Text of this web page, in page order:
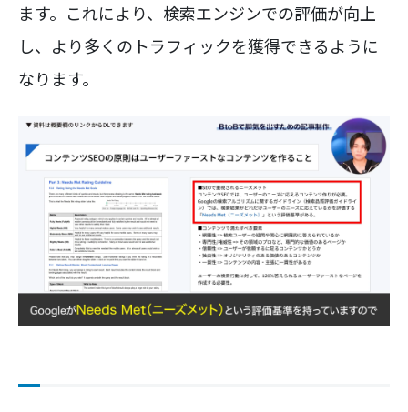
ます。これにより、検索エンジンでの評価が向上
し、より多くのトラフィックを獲得できるように
なります。